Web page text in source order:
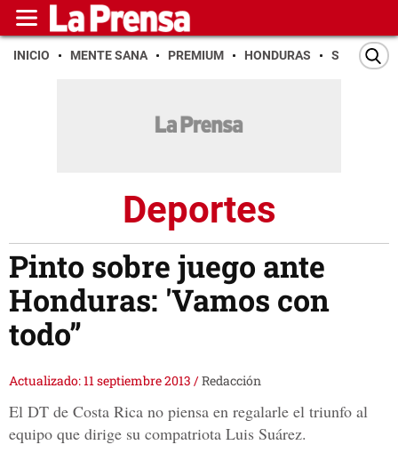
INICIO MENTE SANA PREMIUM HONDURAS SAN PEDRO
Deportes
Pinto sobre juego ante
Honduras: 'Vamos con
todo”
Actualizado: 11 septiembre 2013 /Redacción
El DT de Costa Rica no piensa en regalarle el triunfo al
equipo que dirige su compatriota Luis Suárez.